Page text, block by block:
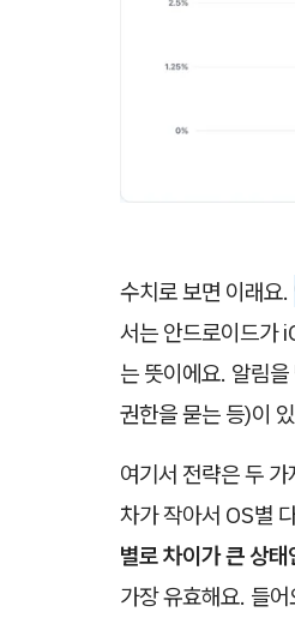
수치로 보면 이래요.
서는 안드로이드가
는 뜻이에요. 알림
권한을 묻는 등)이
여기서 전략은 두 가
차가 작아서 OS별
별로 차이가 큰 상
가장 유효해요. 들